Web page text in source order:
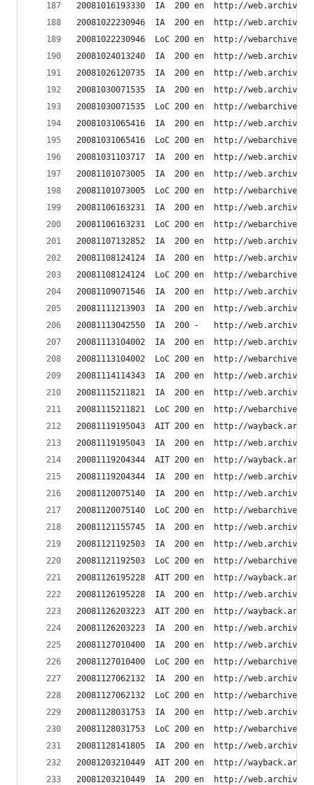
20081016193330	IA	200
20081022230946	IA	200
20081022230946	LoC	200
20081024013240	IA	200
20081026120735	IA	200
20081030071535	IA	200
20081030071535	LoC	200
20081031065416	IA	200
20081031065416	LoC	200
20081031103717	IA	200
20081101073005	IA	200
20081101073005	LoC	200
20081106163231	IA	200
20081106163231	LoC	200
20081107132852	IA	200
20081108124124	IA	200
20081108124124	LoC	200
20081109071546	IA	200
20081111213903	IA	200
20081113042550	IA	200	-
20081113104002	IA	200
20081113104002	LoC	200
20081114114343	IA	200
20081115211821	IA	200
20081115211821	LoC	200
20081119195043	AIT	200
20081119195043	IA	200
20081119204344	AIT	200
20081119204344	IA	200
20081120075140	IA	200
20081120075140	LoC	200
20081121155745	IA	200
20081121192503	IA	200
20081121192503	LoC	200
20081126195228	AIT	200
20081126195228	IA	200
20081126203223	AIT	200
20081126203223	IA	200
20081127010400	IA	200
20081127010400	LoC	200
20081127062132	IA	200
20081127062132	LoC	200
20081128031753	IA	200
20081128031753	LoC	200
20081128141805	IA	200
20081203210449	AIT	200
20081203210449	IA	200